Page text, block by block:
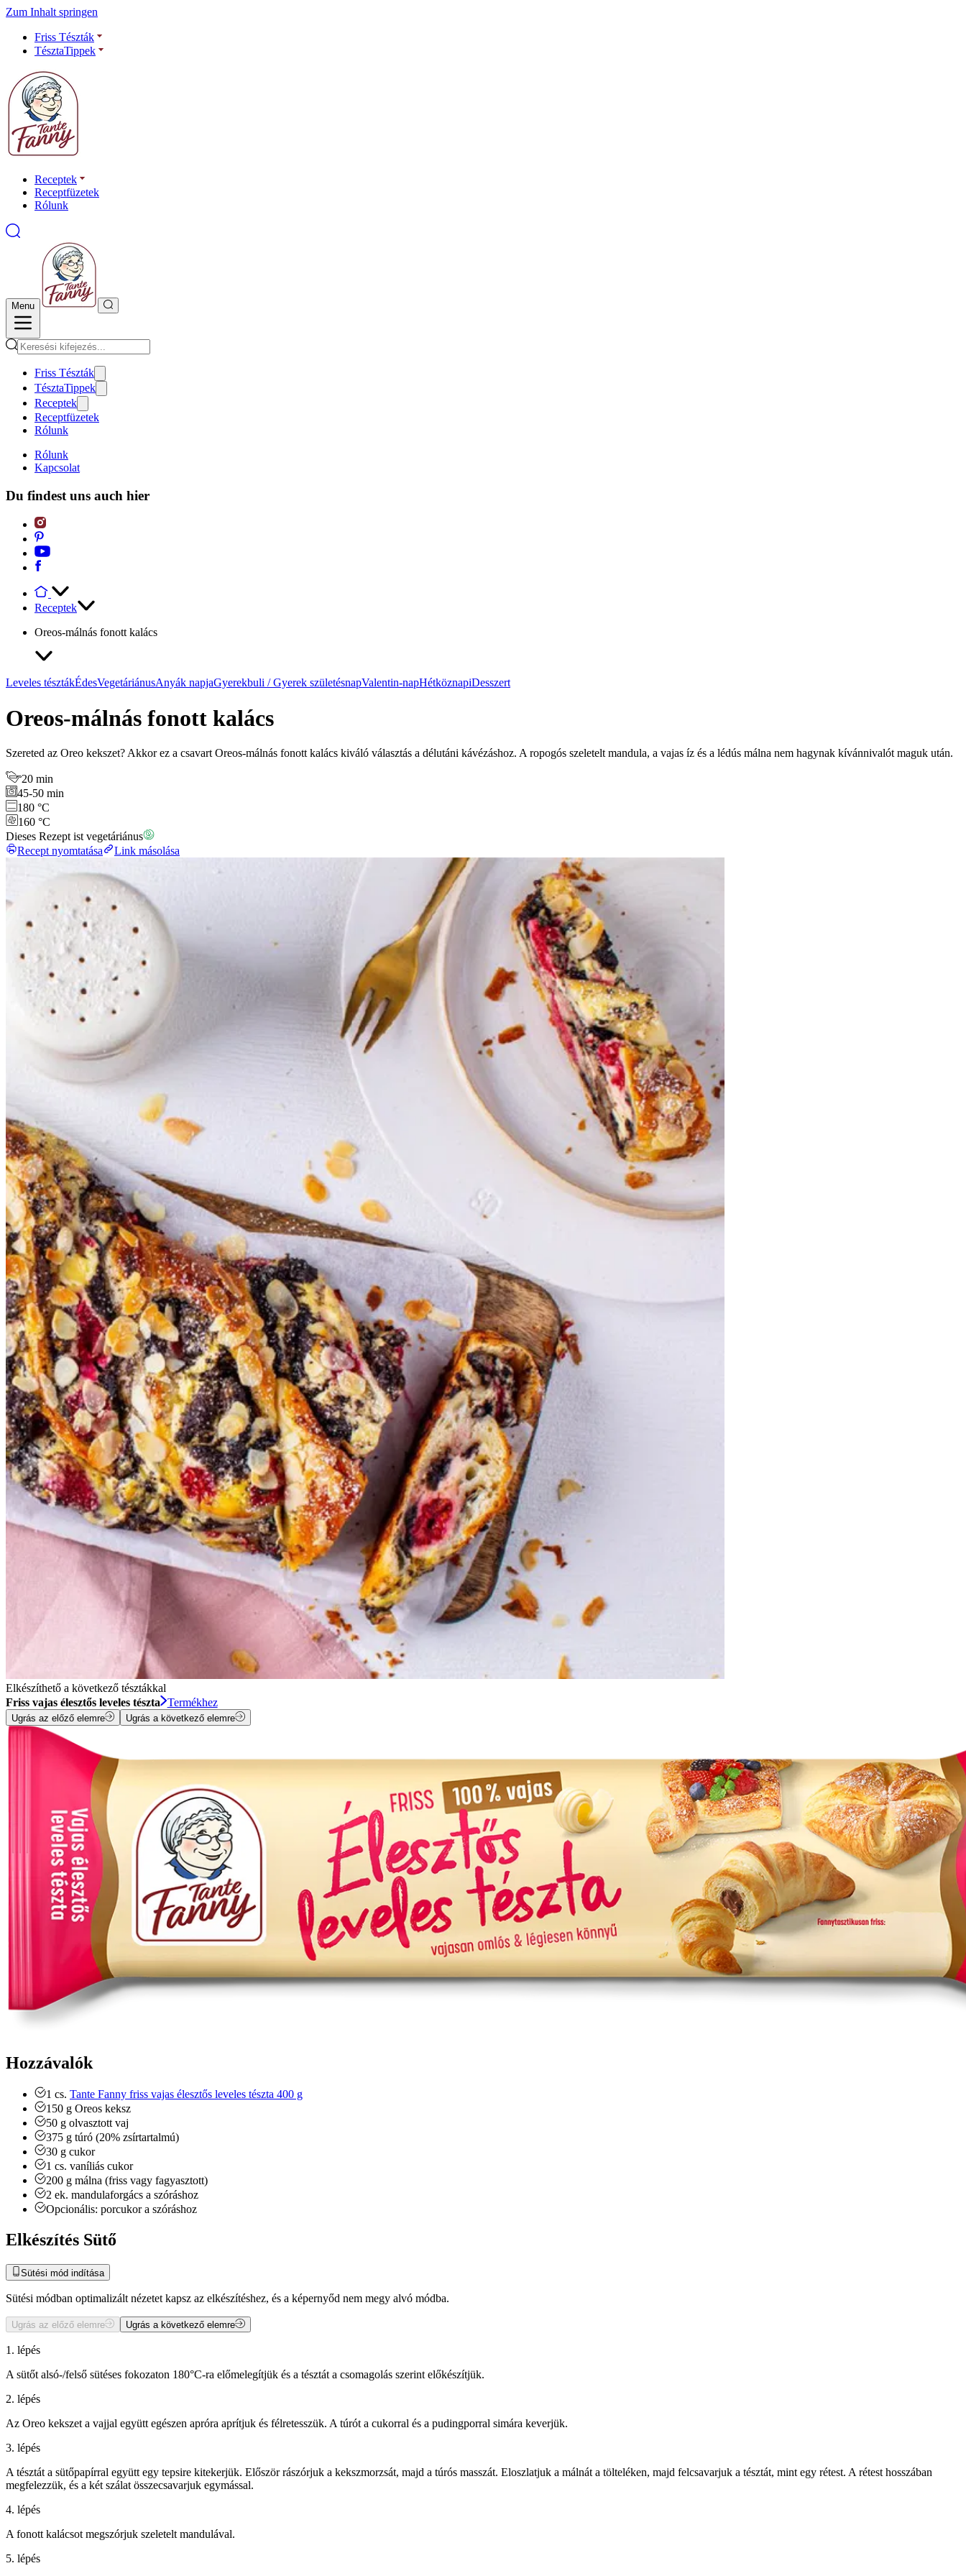
Zum Inhalt springen
Friss Tészták
TésztaTippek
Receptek
Receptfüzetek
Rólunk
Menu
Friss Tészták
TésztaTippek
Receptek
Receptfüzetek
Rólunk
Rólunk
Kapcsolat
Du findest uns auch hier
Receptek
Oreos-málnás fonott kalács
Leveles tésztákÉdesVegetáriánusAnyák napjaGyerekbuli / Gyerek születésnapValentin-napHétköznapiDesszert
Oreos-málnás fonott kalács
Szereted az Oreo kekszet? Akkor ez a csavart Oreos-málnás fonott kalács kiváló választás a délutáni kávézáshoz. A ropogós szeletelt mandula, a vajas íz és a lédús málna nem hagynak kívánnivalót maguk után.
20 min
45-50 min
180 °C
160 °C
Dieses Rezept ist vegetáriánus
Recept nyomtatása
Link másolása
Elkészíthető a következő tésztákkal
Friss vajas élesztős leveles tészta
Termékhez
Ugrás az előző elemre Ugrás a következő elemre
Hozzávalók
1 cs. Tante Fanny friss vajas élesztős leveles tészta 400 g
150 g Oreos keksz
50 g olvasztott vaj
375 g túró (20% zsírtartalmú)
30 g cukor
1 cs. vaníliás cukor
200 g málna (friss vagy fagyasztott)
2 ek. mandulaforgács a szóráshoz
Opcionális: porcukor a szóráshoz
Elkészítés Sütő
Sütési mód indítása
Sütési módban optimalizált nézetet kapsz az elkészítéshez, és a képernyőd nem megy alvó módba.
Ugrás az előző elemre Ugrás a következő elemre
1. lépés
A sütőt alsó-/felső sütéses fokozaton 180°C-ra előmelegítjük és a tésztát a csomagolás szerint előkészítjük.
2. lépés
Az Oreo kekszet a vajjal együtt egészen apróra aprítjuk és félretesszük. A túrót a cukorral és a pudingporral simára keverjük.
3. lépés
A tésztát a sütőpapírral együtt egy tepsire kitekerjük. Először rászórjuk a kekszmorzsát, majd a túrós masszát. Eloszlatjuk a málnát a tölteléken, majd felcsavarjuk a tésztát, mint egy rétest. A rétest hosszában
megfelezzük, és a két szálat összecsavarjuk egymással.
4. lépés
A fonott kalácsot megszórjuk szeletelt mandulával.
5. lépés